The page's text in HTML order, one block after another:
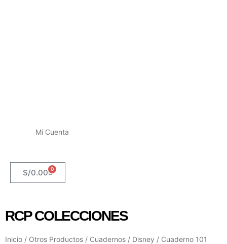
Mi Cuenta
S/0.00 0
RCP COLECCIONES
Inicio / Otros Productos / Cuadernos / Disney / Cuaderno 101